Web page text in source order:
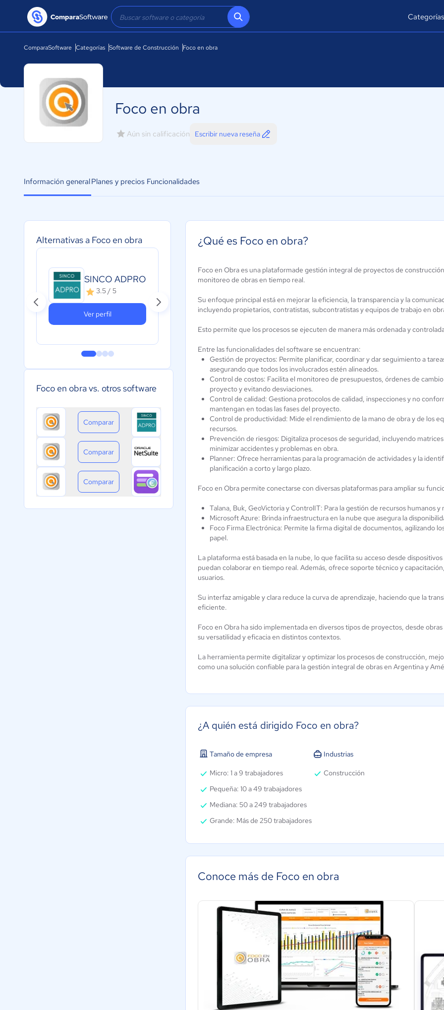
Categorías
ComparaSoftware Categorías Software de Construcción Foco en obra
Foco en obra
Aún sin calificación Escribir nueva reseña
Información generalPlanes y precios Funcionalidades
Alternativas a Foco en obra
SINCO ADPRO
3.5 / 5
Ver perfil
NetSuite ERP Presuo
calificación
Foco en obra vs. otros software
Comparar
Comparar
Comparar
¿Qué es Foco en obra?
Foco en Obra es una plataformade gestión integral de proyectos de
monitoreo de obras en tiempo real.
Su enfoque principal está en mejorar la eficiencia, la transparencia y la
incluyendo propietarios, contratistas, subcontratistas y equipos de trabajo en
Esto permite que los procesos se ejecuten de manera más ordenada y
Entre las funcionalidades del software se encuentran:
Gestión de proyectos: Permite planificar, coordinar y dar seguimiento a
asegurando que todos los involucrados estén alineados.
Control de costos: Facilita el monitoreo de presupuestos, órdenes de
proyecto y evitando desviaciones.
Control de calidad: Gestiona protocolos de calidad, inspecciones y no
mantengan en todas las fases del proyecto.
Control de productividad: Mide el rendimiento de la mano de obra y de los
recursos.
Prevención de riesgos: Digitaliza procesos de seguridad, incluyendo
minimizar accidentes y problemas en obra.
Planner: Ofrece herramientas para la programación de actividades y la
planificación a corto y largo plazo.
Foco en Obra permite conectarse con diversas plataformas para ampliar su
Talana, Buk, GeoVictoria y ControlIT: Para la gestión de recursos humanos y
Microsoft Azure: Brinda infraestructura en la nube que asegura la
Foco Firma Electrónica: Permite la firma digital de documentos, agilizando
papel.
La plataforma está basada en la nube, lo que facilita su acceso desde
puedan colaborar en tiempo real. Además, ofrece soporte técnico y
usuarios.
Su interfaz amigable y clara reduce la curva de aprendizaje, haciendo que la
eficiente.
Foco en Obra ha sido implementada en diversos tipos de proyectos, desde
su versatilidad y eficacia en distintos contextos.
La herramienta permite digitalizar y optimizar los procesos de construcción,
como una solución confiable para la gestión integral de obras en Argentina y
¿A quién está dirigido Foco en obra?
Tamaño de empresa
Micro: 1 a 9 trabajadores
Pequeña: 10 a 49 trabajadores
Mediana: 50 a 249 trabajadores
Grande: Más de 250 trabajadores
Industrias
Construcción
Conoce más de Foco en obra